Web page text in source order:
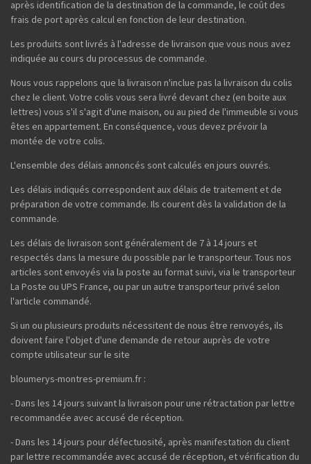
après identification de la destination de la commande, le coût des
frais de port après calcul en fonction de leur destination.
Les produits sont livrés à l'adresse de livraison que vous nous avez
indiquée au cours du processus de commande.
Nous vous rappelons que la livraison n'inclue pas la livraison du colis
chez le client. Votre colis vous sera livré devant chez (en boite aux
lettres) vous s'il s'agit d'une maison, ou au pied de l'immeuble si vous
êtes en appartement. En conséquence, vous devez prévoir la
montée de votre colis.
L'ensemble des délais annoncés sont calculés en jours ouvrés.
Les délais indiqués correspondent aux délais de traitement et de
préparation de votre commande. Ils courent dès la validation de la
commande.
Les délais de livraison sont généralement de 7 à 14 jours et
respectés dans la mesure du possible par le transporteur. Tous nos
articles sont envoyés via la poste au format suivi, via le transporteur
La Poste ou UPS France, ou par un autre transporteur privé selon
l'article commandé.
Si un ou plusieurs produits nécessitent de nous être renvoyés, ils
doivent faire l'objet d'une demande de retour auprès de votre
compte utilisateur sur le site
bloumerys-montres-premium.fr :
- Dans les 14 jours suivant la livraison pour une rétractation par lettre
recommandée avec accusé de réception.
- Dans les 14 jours pour défectuosité, après manifestation du client
par lettre recommandée avec accusé de réception, et vérification du